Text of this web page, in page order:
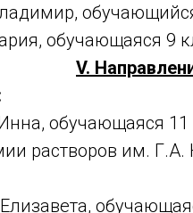
обучающаяся 9
V.
обучающаяся
растворов им. Г.А.